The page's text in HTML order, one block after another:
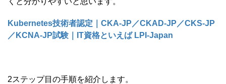
Kubernetes技術者認定｜CKA-JP／CKAD-JP／CKS-JP
／KCNA-JP試験｜IT資格といえば LPI-Japan
2ステップ目の手順を紹介します。